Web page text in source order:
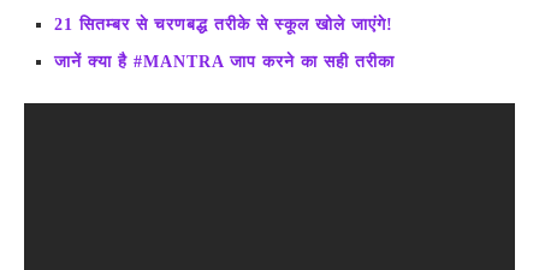
21 सितम्बर से चरणबद्ध तरीके से स्कूल खोले जाएंगे!
जानें क्या है #MANTRA जाप करने का सही तरीका